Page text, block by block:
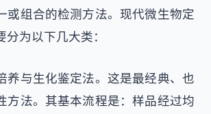
或组合的检测方法。现代微生物定
为以下几大类：
养与生化鉴定法。这是最经典、也
方法。其基本流程是：样品经过均